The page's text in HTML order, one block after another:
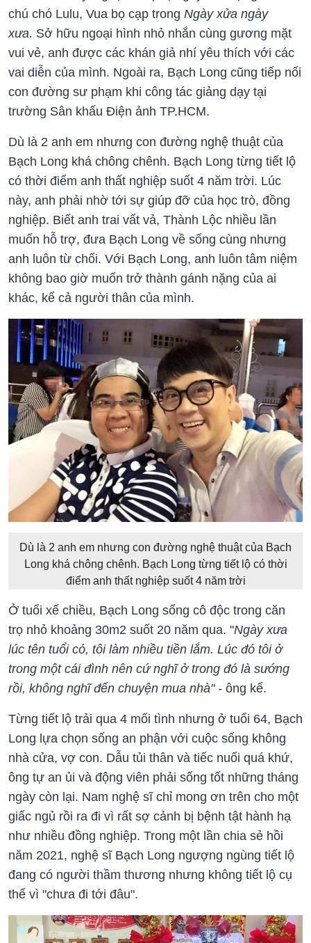
chú chó Lulu, Vua bọ cạp trong Ngày xửa ngày
xưa. Sở hữu ngoại hình nhỏ nhắn cùng gương mặt
vui vẻ, anh được các khán giả nhí yêu thích với các
vai diễn của mình. Ngoài ra, Bạch Long cũng tiếp nối
con đường sư phạm khi công tác giảng dạy tại
trường Sân khấu Điện ảnh TP.HCM.
Dù là 2 anh em nhưng con đường nghệ thuật của
Bạch Long khá chông chênh. Bạch Long từng tiết lộ
có thời điểm anh thất nghiệp suốt 4 năm trời. Lúc
này, anh phải nhờ tới sự giúp đỡ của học trò, đồng
nghiệp. Biết anh trai vất vả, Thành Lộc nhiều lần
muốn hỗ trợ, đưa Bạch Long về sống cùng nhưng
anh luôn từ chối. Với Bạch Long, anh luôn tâm niệm
không bao giờ muốn trở thành gánh nặng của ai
khác, kể cả người thân của mình.
Dù là 2 anh em nhưng con đường nghệ thuật của Bạch
Long khá chông chênh. Bạch Long từng tiết lộ có thời
điểm anh thất nghiệp suốt 4 năm trời
Ở tuổi xế chiều, Bạch Long sống cô độc trong căn
trọ nhỏ khoảng 30m2 suốt 20 năm qua. "Ngày xưa
lúc tên tuổi có, tôi làm nhiều tiền lắm. Lúc đó tôi ở
trong một cái đình nên cứ nghĩ ở trong đó là sướng
rồi, không nghĩ đến chuyện mua nhà" - ông kể.
Từng tiết lộ trải qua 4 mối tình nhưng ở tuổi 64, Bạch
Long lựa chọn sống an phận với cuộc sống không
nhà cửa, vợ con. Dẫu tủi thân và tiếc nuối quá khứ,
ông tự an ủi và động viên phải sống tốt những tháng
ngày còn lại. Nam nghệ sĩ chỉ mong ơn trên cho một
giấc ngủ rồi ra đi vì rất sợ cảnh bị bệnh tật hành hạ
như nhiều đồng nghiệp. Trong một lần chia sẻ hồi
năm 2021, nghệ sĩ Bạch Long ngượng ngùng tiết lộ
đang có người thầm thương nhưng không tiết lộ cụ
thể vì "chưa đi tới đâu".